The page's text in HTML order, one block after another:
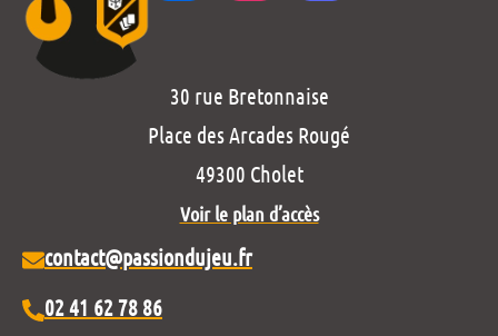
30 rue Bretonnaise
Place des Arcades Rougé
49300 Cholet
Voir le plan d’accès
contact@passiondujeu.fr
02 41 62 78 86